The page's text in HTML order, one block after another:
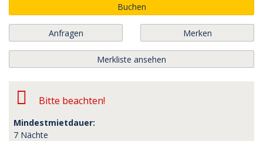
Buchen
Anfragen Merken
Merkliste ansehen
Bitte beachten!
Mindestmietdauer:
7 Nächte